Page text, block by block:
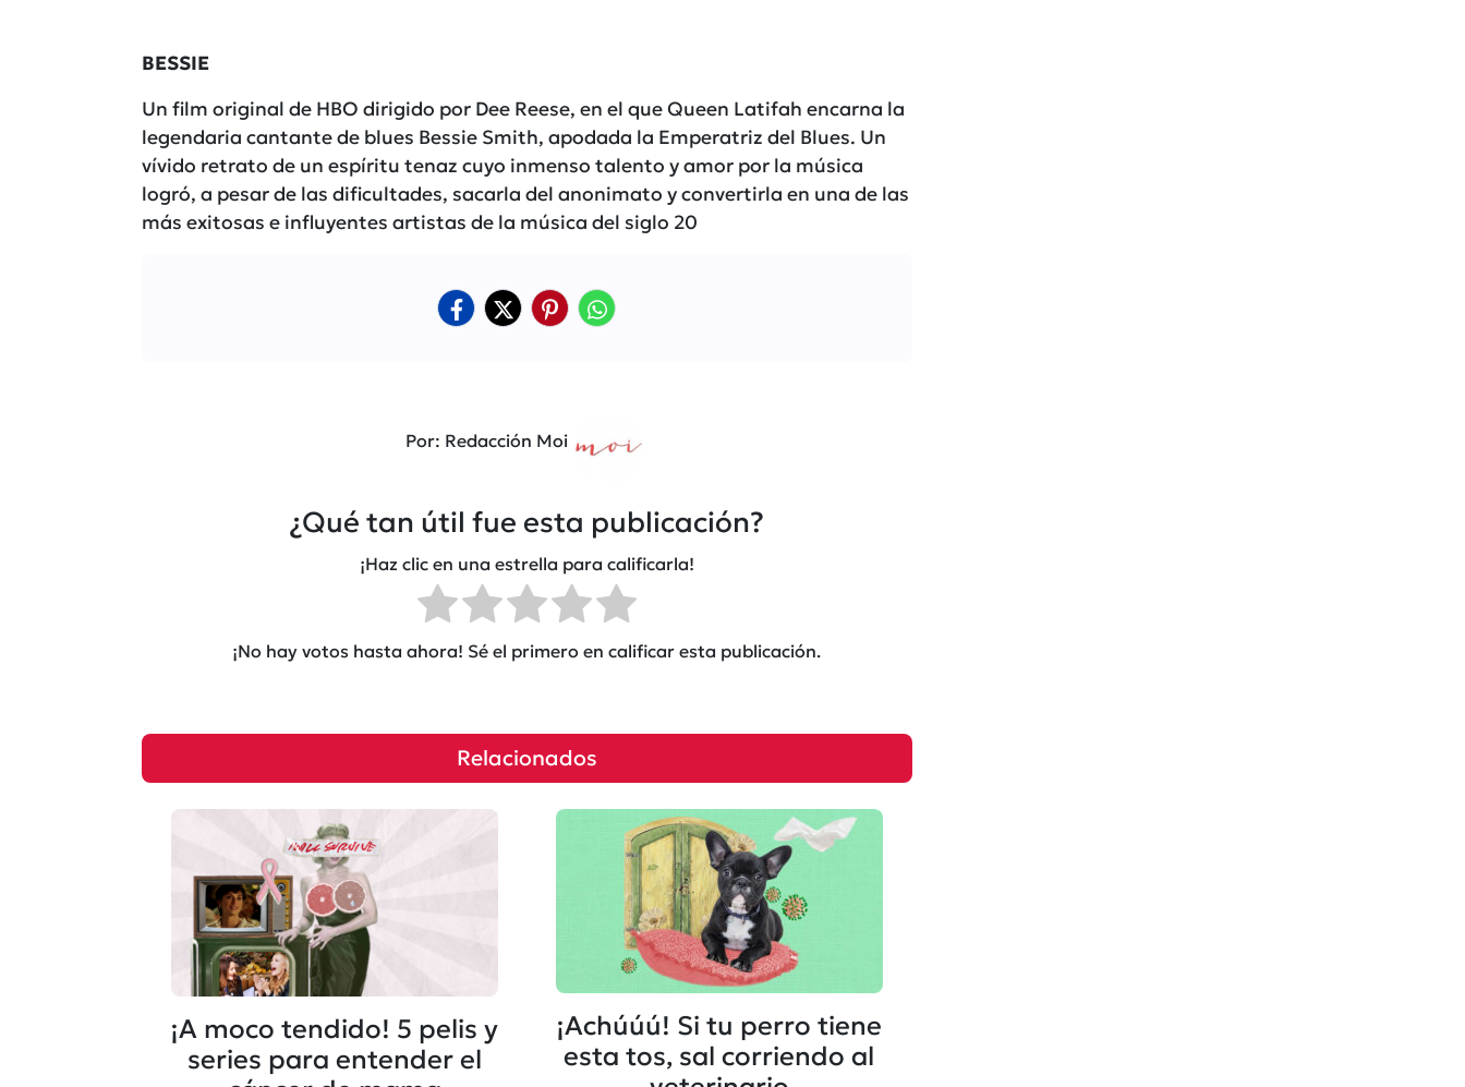
BESSIE
Un film original de HBO dirigido por Dee Reese, en el que Queen Latifah encarna la
legendaria cantante de blues Bessie Smith, apodada la Emperatriz del Blues. Un
vívido retrato de un espíritu tenaz cuyo inmenso talento y amor por la música
logró, a pesar de las dificultades, sacarla del anonimato y convertirla en una de las
más exitosas e influyentes artistas de la música del siglo 20
Por: Redacción Moi
¿Qué tan útil fue esta publicación?
¡Haz clic en una estrella para calificarla!
¡No hay votos hasta ahora! Sé el primero en calificar esta publicación.
Relacionados
¡A moco tendido! 5 pelis y
series para entender el
¡Achúúú! Si tu perro tiene
esta tos, sal corriendo al